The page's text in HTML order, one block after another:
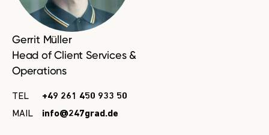
Gerrit Müller
Head of Client Services &
Operations
TEL
+49 261 450 933 50
MAIL
info@247grad.de